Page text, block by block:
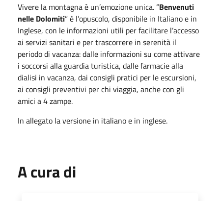
Vivere la montagna è un’emozione unica. “Benvenuti
nelle Dolomiti” è l’opuscolo, disponibile in Italiano e in
Inglese, con le informazioni utili per facilitare l’accesso
ai servizi sanitari e per trascorrere in serenità il
periodo di vacanza: dalle informazioni su come attivare
i soccorsi alla guardia turistica, dalle farmacie alla
dialisi in vacanza, dai consigli pratici per le escursioni,
ai consigli preventivi per chi viaggia, anche con gli
amici a 4 zampe.
In allegato la versione in italiano e in inglese.
A cura di